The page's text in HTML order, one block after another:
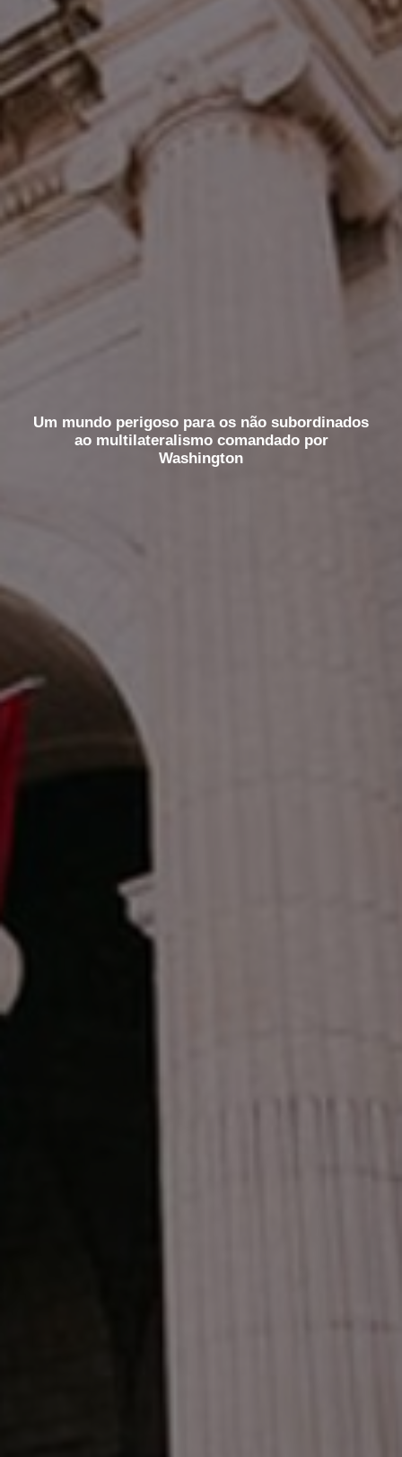
Um mundo perigoso para os não subordinados
ao multilateralismo comandado por
Washington